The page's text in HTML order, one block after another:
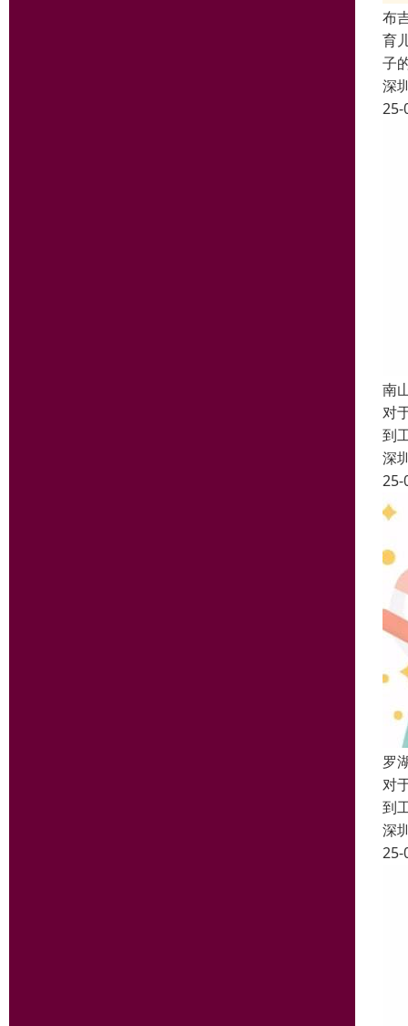
布
育
子
深
25-
南
对
到
深
25-
罗
对
到
深
25-